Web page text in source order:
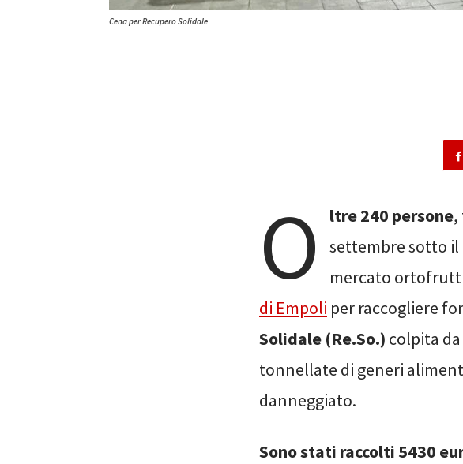
Cena per Recupero Solidale
O ltre 240 persone,
settembre sotto il
mercato
di Empoli per raccogliere
Solidale (Re.So.) colpita
tonnellate di generi
danneggiato.
Sono stati raccolti 5430